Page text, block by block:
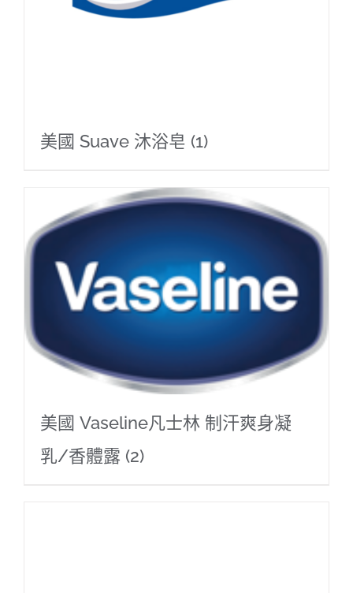
美國 Suave 沐浴皂 (1)
美國 Vaseline凡士林 制汗爽身凝
乳/香體露 (2)